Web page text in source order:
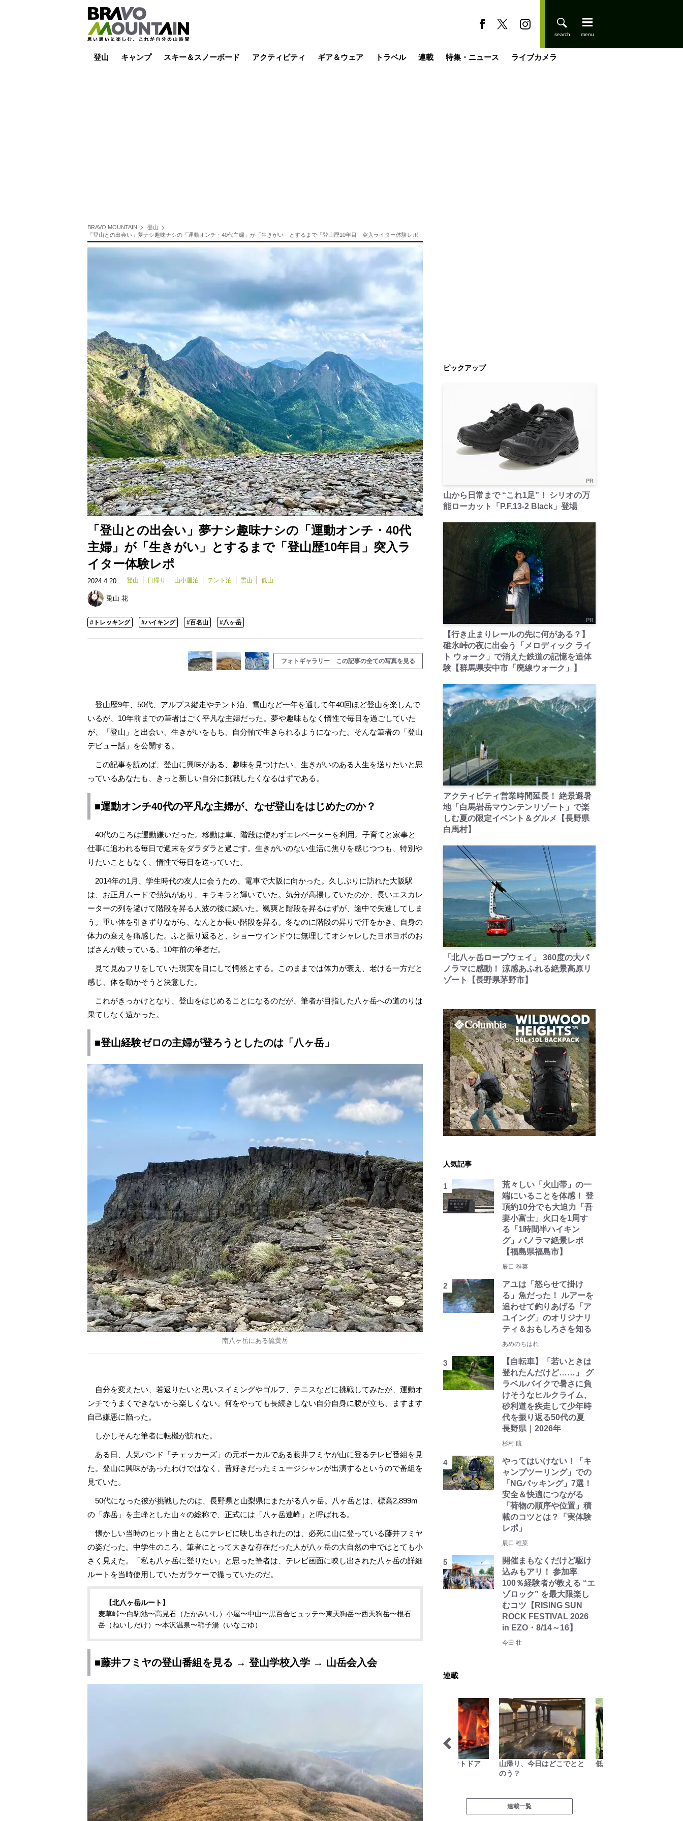
登山 キャンプ スキー＆スノーボード アクティビティ ギア＆ウェア トラベル 連載 特集・ニュース ライブカメラ
BRAVO MOUNTAIN
登山
「登山との出会い」夢ナシ趣味ナシの「運動オンチ・40代主婦」が「生きがい」とするまで「登山歴10年目」突入ライター体験レポ
「登山との出会い」夢ナシ趣味ナシの「運動オンチ・40代
主婦」が「生きがい」とするまで「登山歴10年目」突入ラ
イター体験レポ
2024.4.20 登山 日帰り 山小屋泊 テント泊 雪山 低山
兎山 花
#トレッキング #ハイキング #百名山 #八ヶ岳
フォトギャラリー この記事の全ての写真を見る
登山歴9年、50代、アルプス縦走やテント泊、雪山など一年を通して年40回ほど登山を楽しんで
いるが、10年前までの筆者はごく平凡な主婦だった。夢や趣味もなく惰性で毎日を過ごしていた
が、「登山」と出会い、生きがいをもち、自分軸で生きられるようになった。そんな筆者の「登山
デビュー話」を公開する。
この記事を読めば、登山に興味がある、趣味を見つけたい、生きがいのある人生を送りたいと思
っているあなたも、きっと新しい自分に挑戦したくなるはずである。
■運動オンチ40代の平凡な主婦が、なぜ登山をはじめたのか？
40代のころは運動嫌いだった。移動は車、階段は使わずエレベーターを利用。子育てと家事と
仕事に追われる毎日で週末をダラダラと過ごす。生きがいのない生活に焦りを感じつつも、特別や
りたいこともなく、惰性で毎日を送っていた。
2014年の1月、学生時代の友人に会うため、電車で大阪に向かった。久しぶりに訪れた大阪駅
は、お正月ムードで熱気があり、キラキラと輝いていた。気分が高揚していたのか、長いエスカレ
ーターの列を避けて階段を昇る人波の後に続いた。颯爽と階段を昇るはずが、途中で失速してしま
う。重い体を引きずりながら、なんとか長い階段を昇る。冬なのに階段の昇りで汗をかき、自身の
体力の衰えを痛感した。ふと振り返ると、ショーウインドウに無理してオシャレしたヨボヨボのお
ばさんが映っている。10年前の筆者だ。
見て見ぬフリをしていた現実を目にして愕然とする。このままでは体力が衰え、老ける一方だと
感じ、体を動かそうと決意した。
これがきっかけとなり、登山をはじめることになるのだが、筆者が目指した八ヶ岳への道のりは
果てしなく遠かった。
■登山経験ゼロの主婦が登ろうとしたのは「八ヶ岳」
南八ヶ岳にある硫黄岳
自分を変えたい、若返りたいと思いスイミングやゴルフ、テニスなどに挑戦してみたが、運動オ
ンチでうまくできないから楽しくない。何をやっても長続きしない自分自身に腹が立ち、ますます
自己嫌悪に陥った。
しかしそんな筆者に転機が訪れた。
ある日、人気バンド「チェッカーズ」の元ボーカルである藤井フミヤが山に登るテレビ番組を見
た。登山に興味があったわけではなく、昔好きだったミュージシャンが出演するというので番組を
見ていた。
50代になった彼が挑戦したのは、長野県と山梨県にまたがる八ヶ岳。八ヶ岳とは、標高2,899m
の「赤岳」を主峰とした山々の総称で、正式には「八ヶ岳連峰」と呼ばれる。
懐かしい当時のヒット曲とともにテレビに映し出されたのは、必死に山に登っている藤井フミヤ
の姿だった。中学生のころ、筆者にとって大きな存在だった人が八ヶ岳の大自然の中ではとても小
さく見えた。「私も八ヶ岳に登りたい」と思った筆者は、テレビ画面に映し出された八ヶ岳の詳細
ルートを当時使用していたガラケーで撮っていたのだ。
【北八ヶ岳ルート】
麦草峠〜白駒池〜高見石（たかみいし）小屋〜中山〜黒百合ヒュッテ〜東天狗岳〜西天狗岳〜根石
岳（ねいしだけ）〜本沢温泉〜稲子湯（いなごゆ）
■藤井フミヤの登山番組を見る → 登山学校入学 → 山岳会入会
ピックアップ
PR
山から日常まで “これ1足”！ シリオの万
能ローカット「P.F.13-2 Black」登場
PR
【行き止まりレールの先に何がある？】
碓氷峠の夜に出会う「メロディック ライ
ト ウォーク」で消えた鉄道の記憶を追体
験【群馬県安中市「廃線ウォーク」】
PR
アクティビティ営業時間延長！ 絶景避暑
地「白馬岩岳マウンテンリゾート」で楽
しむ夏の限定イベント＆グルメ【長野県
白馬村】
PR
「北八ヶ岳ロープウェイ」 360度の大パ
ノラマに感動！ 涼感あふれる絶景高原リ
ゾート【長野県茅野市】
人気記事
荒々しい「火山帯」の一
端にいることを体感！ 登
頂約10分でも大迫力「吾
妻小富士」火口を1周す
る「1時間半ハイキン
グ」パノラマ絶景レポ
【福島県福島市】
辰口 稚菜
アユは「怒らせて掛け
る」魚だった！ ルアーを
追わせて釣りあげる「ア
ユイング」のオリジナリ
ティ＆おもしろさを知る
あめのちはれ
【自転車】「若いときは
登れたんだけど……」 グ
ラベルバイクで暑さに負
けそうなヒルクライム、
砂利道を疾走して少年時
代を振り返る50代の夏
長野県｜2026年
杉村 航
やってはいけない！「キ
ャンプツーリング」での
「NGパッキング」7選！
安全＆快適につながる
「荷物の順序や位置」積
載のコツとは？「実体験
レポ」
辰口 稚菜
開催まもなくだけど駆け
込みもアリ！ 参加率
100％経験者が教える “エ
ゾロック” を最大限楽し
むコツ【RISING SUN
ROCK FESTIVAL 2026
in EZO・8/14～16】
今田 壮
連載
焚き火の話
山帰り、今日はどこでとと
低山小道具＆技術研究所
連載一覧